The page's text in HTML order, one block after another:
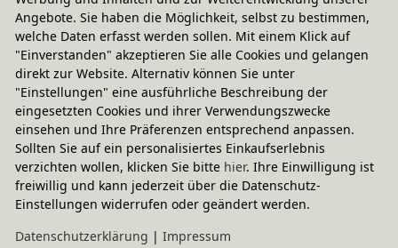
-20% Code Größe 2
Levin Sitzgruppe Tisch & 2x Stuhl
In verschiedenen Varianten
aus Bio-Massivholz
314,85 €
Angebote. Sie haben die Möglichkeit, selbst zu bestimmen,
welche Daten erfasst werden sollen. Mit einem Klick auf
"Einverstanden" akzeptieren Sie alle Cookies und gelangen
direkt zur Website. Alternativ können Sie unter
"Einstellungen" eine ausführliche Beschreibung der
eingesetzten Cookies und ihrer Verwendungszwecke
einsehen und Ihre Präferenzen entsprechend anpassen.
Sollten Sie auf ein personalisiertes Einkaufserlebnis
verzichten wollen, klicken Sie bitte hier. Ihre Einwilligung ist
freiwillig und kann jederzeit über die Datenschutz-
Einstellungen widerrufen oder geändert werden.
Daten­schutz­erklärung | Impressum